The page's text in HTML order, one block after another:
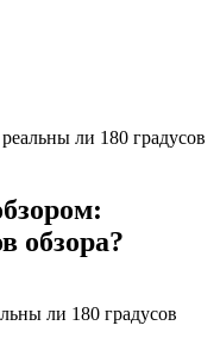
ли 180 градусов
обзора?